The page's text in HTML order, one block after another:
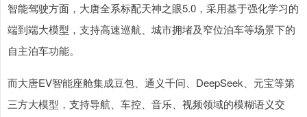
智能驾驶方面，大唐全系标配天神之眼5.0，采用基于强化学习的
端到端大模型，支持高速巡航、城市拥堵及窄位泊车等场景下的
自主泊车功能。
而大唐EV智能座舱集成豆包、通义千问、DeepSeek、元宝等第
三方大模型，支持导航、车控、音乐、视频领域的模糊语义交